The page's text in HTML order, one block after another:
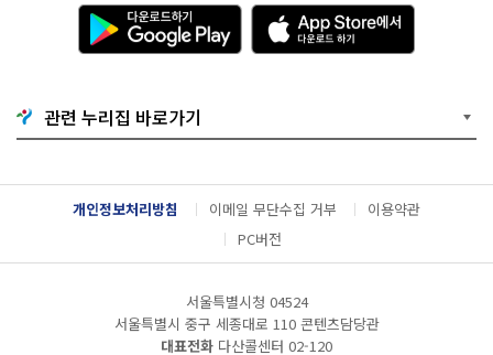
다
운
로
기
G
o
g
l
e
l
A
p
p
e
서
다
운
드
관련 누리집 바로가기
개인정보처리방침 이메일 무단수집 거부
이용약관
PC버전
서울특별시청 04524
서울특별시 중구 세종대로 110 콘텐츠담당관
대표전화 다산콜센터 02-120